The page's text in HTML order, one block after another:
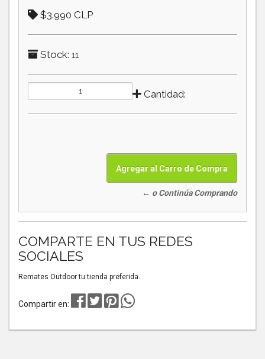
$3.990 CLP
Stock: 11
Cantidad:
← o Continúa Comprando
COMPARTE EN TUS REDES
SOCIALES
Remates Outdoor tu tienda preferida.
Compartir en: